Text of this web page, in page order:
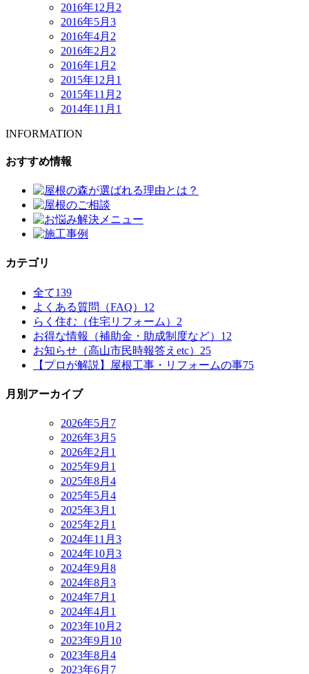
2016年12月 2
2016年5月 3
2016年4月 2
2016年2月 2
2016年1月 2
2015年12月 1
2015年11月 2
2014年11月 1
INFORMATION
おすすめ情報
カテゴリ
全て139
よくある質問（FAQ） 12
らく住む（住宅リフォーム） 2
お得な情報（補助金・助成制度など） 12
お知らせ（高山市民時報答えetc） 25
【プロが解説】屋根工事・リフォームの事75
月別アーカイブ
2026年5月 7
2026年3月 5
2026年2月 1
2025年9月 1
2025年8月 4
2025年5月 4
2025年3月 1
2025年2月 1
2024年11月 3
2024年10月 3
2024年9月 8
2024年8月 3
2024年7月 1
2024年4月 1
2023年10月 2
2023年9月 10
2023年8月 4
2023年6月 7